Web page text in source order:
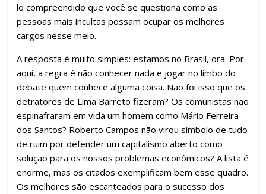
lo compreendido que você se questiona como as
pessoas mais incultas possam ocupar os melhores
cargos nesse meio.
A resposta é muito simples: estamos no Brasil, ora. Por
aqui, a regra é não conhecer nada e jogar no limbo do
debate quem conhece alguma coisa. Não foi isso que os
detratores de Lima Barreto fizeram? Os comunistas não
espinafraram em vida um homem como Mário Ferreira
dos Santos? Roberto Campos não virou símbolo de tudo
de ruim por defender um capitalismo aberto como
solução para os nossos problemas econômicos? A lista é
enorme, mas os citados exemplificam bem esse quadro.
Os melhores são escanteados para o sucesso dos